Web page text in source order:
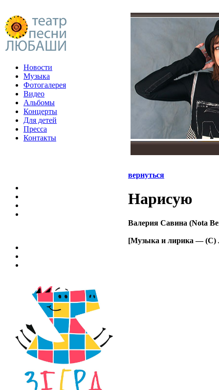
Новости
Музыка
Фотогалерея
Видео
Альбомы
Концерты
Для детей
Пресса
Контакты
вернуться
Нарисую
Валерия Савина (Nota
[Музыка и лирика —